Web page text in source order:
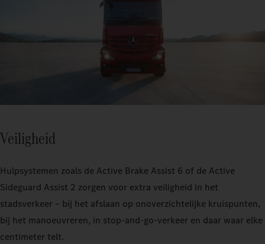
Veiligheid
Hulpsystemen zoals de Active Brake Assist 6 of de Active
Sideguard Assist 2 zorgen voor extra veiligheid in het
stadsverkeer – bij het afslaan op onoverzichtelijke kruispunten,
bij het manoeuvreren, in stop‑and‑go‑verkeer en daar waar elke
centimeter telt.